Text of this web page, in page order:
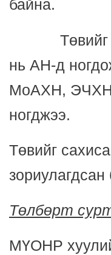
байна.
Төвийг
нь АН-д
МоАХН, ЭЧХН,
ногджээ.
Төвийг
зориулагдсан
Төлбөрт
МҮОНР